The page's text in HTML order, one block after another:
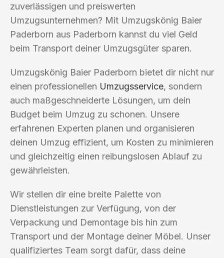
zuverlässigen und preiswerten
Umzugsunternehmen? Mit Umzugskönig Baier
Paderborn aus Paderborn kannst du viel Geld
beim Transport deiner Umzugsgüter sparen.
Umzugskönig Baier Paderborn bietet dir nicht nur
einen professionellen Umzugsservice, sondern
auch maßgeschneiderte Lösungen, um dein
Budget beim Umzug zu schonen. Unsere
erfahrenen Experten planen und organisieren
deinen Umzug effizient, um Kosten zu minimieren
und gleichzeitig einen reibungslosen Ablauf zu
gewährleisten.
Wir stellen dir eine breite Palette von
Dienstleistungen zur Verfügung, von der
Verpackung und Demontage bis hin zum
Transport und der Montage deiner Möbel. Unser
qualifiziertes Team sorgt dafür, dass deine